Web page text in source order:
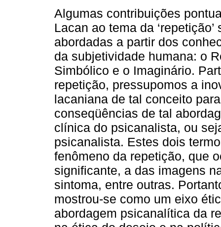
Algumas contribuições
Lacan ao tema da ‘repetição’
abordadas a partir dos
da subjetividade humana: o
Simbólico e o Imaginário.
repetição, pressupomos a
lacaniana de tal conceito
conseqüências de tal
clínica do psicanalista, ou
psicanalista. Estes dois
fenômeno da repetição, que
significante, a das imagens
sintoma, entre outras.
mostrou-se como um eixo
abordagem psicanalítica da